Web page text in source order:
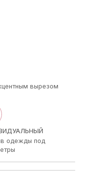
вырезом
одежды под